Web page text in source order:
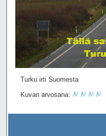
Turku irti Suomesta
Kuvan arvosana: